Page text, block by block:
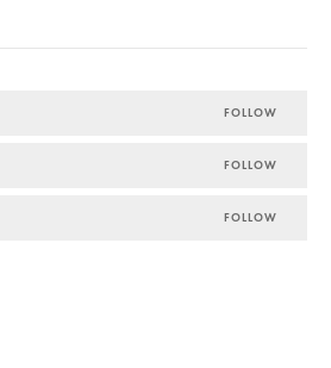
FOLLOW
FOLLOW
FOLLOW